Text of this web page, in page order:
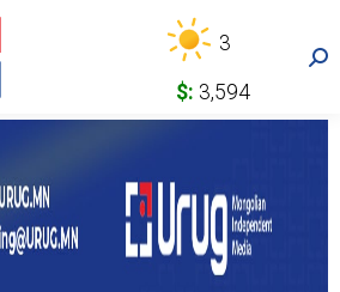
3
$: 3,594